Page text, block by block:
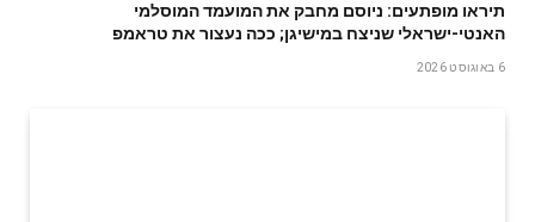
תיראו מופתעים: ניוסם מחבק את המועמד המוסלמי
האנטי-ישראלי שניצח במישיגן; ככה נעצור את טראמפ
6 באוגוסט 2026